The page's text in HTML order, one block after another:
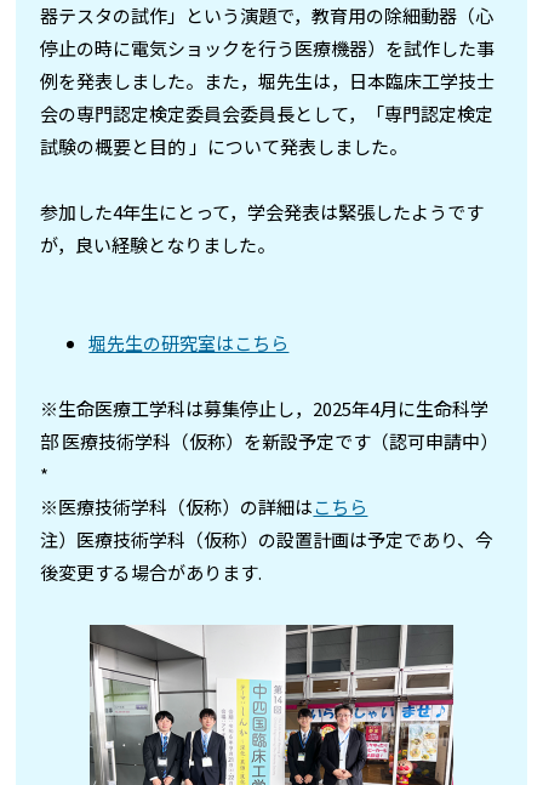
器テスタの試作」という演題で，教育用の除細動器（心
停止の時に電気ショックを行う医療機器）を試作した事
例を発表しました。また，堀先生は，日本臨床工学技士
会の専門認定検定委員会委員長として，「専門認定検定
試験の概要と目的 」について発表しました。
参加した4年生にとって，学会発表は緊張したようです
が，良い経験となりました。
堀先生の研究室はこちら
※生命医療工学科は募集停止し，2025年4月に生命科学
部 医療技術学科（仮称）を新設予定です（認可申請中）
*
※医療技術学科（仮称）の詳細はこちら
注）医療技術学科（仮称）の設置計画は予定であり、今
後変更する場合があります.